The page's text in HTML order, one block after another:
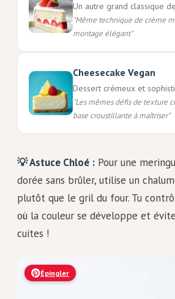
Un autre grand classique
"Même technique de crème
montage élégant"
Cheesecake Vegan
Dessert crémeux et
"Les mêmes défis de texture
base croustillante à maîtriser"
💡 Astuce Chloé : Pour une
dorée sans brûler, utilise un
plutôt que le gril du four. Tu
où la couleur se développe et
cuites !
Épingler